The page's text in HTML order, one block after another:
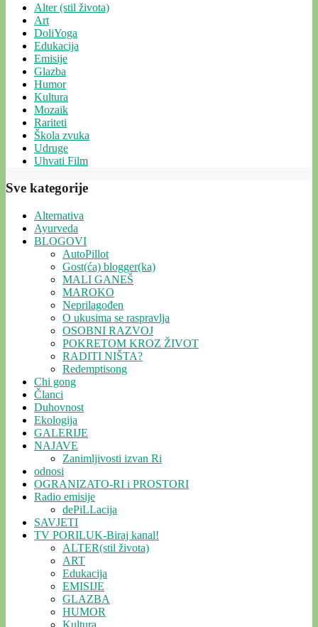
Alter (stil života)
Art
DoliYoga
Edukacija
Emisije
Glazba
Humor
Kultura
Mozaik
Rariteti
Škola zvuka
Udruge
Uhvati Film
Sve kategorije
Alternativa
Ayurveda
BLOGOVI
AutoPillot
Gost(ća) blogger(ka)
MALI GANEŠ
MAROKO
Neprilagođen
O ukusima se raspravlja
OSOBNI RAZVOJ
POKRETOM KROZ ŽIVOT
RADITI NIŠTA?
Redemptisong
Chi gong
Članci
Duhovnost
Ekologija
GALERIJE
NAJAVE
Zanimljivosti izvan Ri
odnosi
OGRANIZATO-RI i PROSTORI
Radio emisije
dePiLLacija
SAVJETI
TV PORILUK-Biraj kanal!
ALTER(stil života)
ART
Edukacija
EMISIJE
GLAZBA
HUMOR
Kultura